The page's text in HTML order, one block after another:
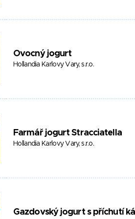
Ovocný jogurt
Hollandia Karlovy Vary, s.r.o.
Farmář jogurt Stracciatella
Hollandia Karlovy Vary, s.r.o.
Gazdovský jogurt s příchutí